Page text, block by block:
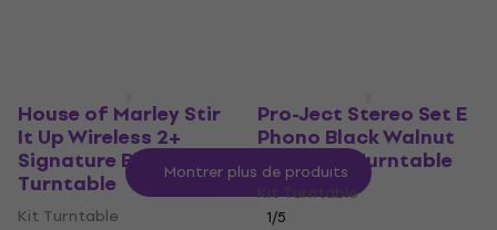
House of Marley Stir
It Up Wireless 2+
Signature Black Kit
Turntable
Kit Turntable
Pro-Ject Stereo Set E
Phono Black Walnut
Wood Kit Turntable
Kit Turntable
1/5
Montrer plus de produits